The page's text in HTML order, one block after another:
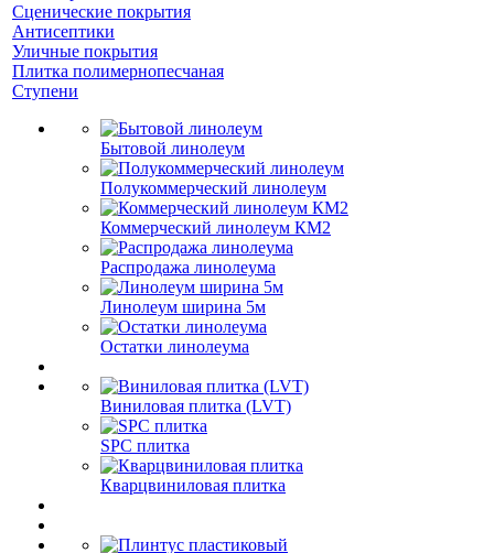
Сценические покрытия
Антисептики
Уличные покрытия
Плитка полимернопесчаная
Ступени
Бытовой линолеум
Полукоммерческий линолеум
Коммерческий линолеум КМ2
Распродажа линолеума
Линолеум ширина 5м
Остатки линолеума
Виниловая плитка (LVT)
SPC плитка
Кварцвиниловая плитка